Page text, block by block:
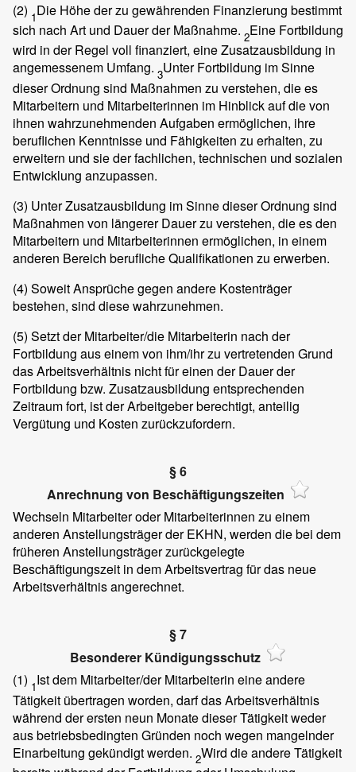
(2) 1Die Höhe der zu gewährenden Finanzierung bestimmt
sich nach Art und Dauer der Maßnahme. 2Eine Fortbildung
wird in der Regel voll finanziert, eine Zusatzausbildung in
angemessenem Umfang. 3Unter Fortbildung im Sinne
dieser Ordnung sind Maßnahmen zu verstehen, die es
Mitarbeitern und Mitarbeiterinnen im Hinblick auf die von
ihnen wahrzunehmenden Aufgaben ermöglichen, ihre
beruflichen Kenntnisse und Fähigkeiten zu erhalten, zu
erweitern und sie der fachlichen, technischen und sozialen
Entwicklung anzupassen.
(3) Unter Zusatzausbildung im Sinne dieser Ordnung sind
Maßnahmen von längerer Dauer zu verstehen, die es den
Mitarbeitern und Mitarbeiterinnen ermöglichen, in einem
anderen Bereich berufliche Qualifikationen zu erwerben.
(4) Soweit Ansprüche gegen andere Kostenträger
bestehen, sind diese wahrzunehmen.
(5) Setzt der Mitarbeiter/die Mitarbeiterin nach der
Fortbildung aus einem von ihm/ihr zu vertretenden Grund
das Arbeitsverhältnis nicht für einen der Dauer der
Fortbildung bzw. Zusatzausbildung entsprechenden
Zeitraum fort, ist der Arbeitgeber berechtigt, anteilig
Vergütung und Kosten zurückzufordern.
§ 6
Anrechnung von Beschäftigungszeiten
Wechseln Mitarbeiter oder Mitarbeiterinnen zu einem
anderen Anstellungsträger der EKHN, werden die bei dem
früheren Anstellungsträger zurückgelegte
Beschäftigungszeit in dem Arbeitsvertrag für das neue
Arbeitsverhältnis angerechnet.
§ 7
Besonderer Kündigungsschutz
(1) 1Ist dem Mitarbeiter/der Mitarbeiterin eine andere
Tätigkeit übertragen worden, darf das Arbeitsverhältnis
während der ersten neun Monate dieser Tätigkeit weder
aus betriebsbedingten Gründen noch wegen mangelnder
Einarbeitung gekündigt werden. 2Wird die andere Tätigkeit